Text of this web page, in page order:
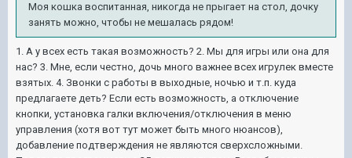
Моя кошка воспитанная, никогда не прыгает на стол, дочку
занять можно, чтобы не мешалась рядом!
1. А у всех есть такая возможность? 2. Мы для игры или она для
нас? 3. Мне, если честно, дочь много важнее всех игрулек вместе
взятых. 4. Звонки с работы в выходные, ночью и т.п. куда
предлагаете деть? Если есть возможность, а отключение
кнопки, установка галки включения/отключения в меню
управления (хотя вот тут может быть много нюансов),
добавление подтверждения не являются сверхсложными.